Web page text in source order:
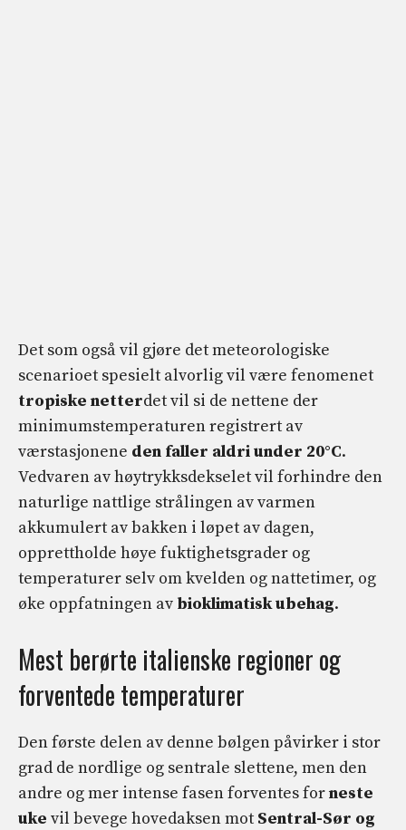
Det som også vil gjøre det meteorologiske
scenarioet spesielt alvorlig vil være fenomenet
tropiske netterdet vil si de nettene der
minimumstemperaturen registrert av
værstasjonene den faller aldri under 20°C.
Vedvaren av høytrykksdekselet vil forhindre den
naturlige nattlige strålingen av varmen
akkumulert av bakken i løpet av dagen,
opprettholde høye fuktighetsgrader og
temperaturer selv om kvelden og nattetimer, og
øke oppfatningen av bioklimatisk ubehag.
Mest berørte italienske regioner og
forventede temperaturer
Den første delen av denne bølgen påvirker i stor
grad de nordlige og sentrale slettene, men den
andre og mer intense fasen forventes forneste
uke vil bevege hovedaksen mot Sentral-Sør og